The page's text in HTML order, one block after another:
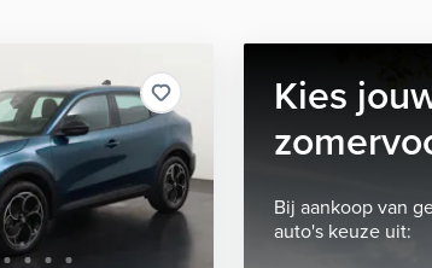
Kies
Bij aankoop van
auto's keuze uit: